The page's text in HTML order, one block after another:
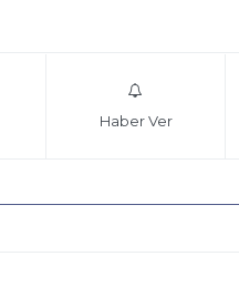
Haber Ver